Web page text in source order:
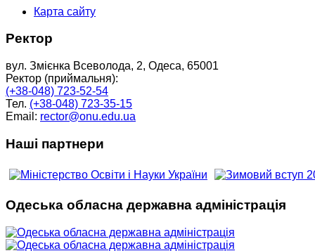
Карта сайту
Ректор
вул. Змієнка Всеволода, 2, Одеса, 65001
Ректор (приймальня):
(+38-048) 723-52-54
Тел. (+38-048) 723-35-15
Email: rector@onu.edu.ua
Наші партнери
Одеська обласна державна адміністрація